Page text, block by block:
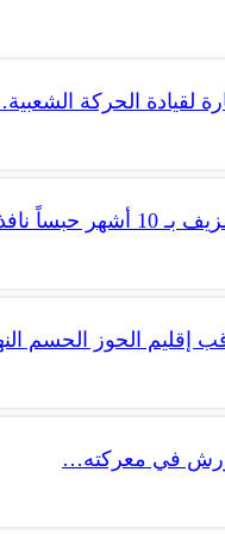
لقيادة الحركة
نافذاً
إقليم الحوز الحسم
في معركته…